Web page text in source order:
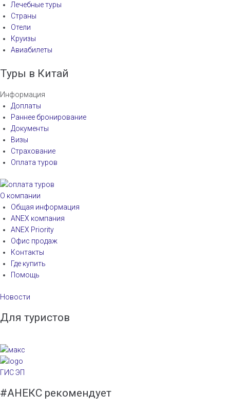
Лечебные туры
Страны
Отели
Круизы
Авиабилеты
Туры в Китай
Информация
Доплаты
Раннее бронирование
Документы
Визы
Страхование
Оплата туров
О компании
Общая информация
ANEX компания
ANEX Priority
Офис продаж
Контакты
Где купить
Помощь
Новости
Для туристов
ГИС ЭП
#АНЕКС рекомендует